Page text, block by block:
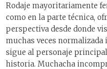
Rodaje mayoritariamente
como en la parte técnica,
perspectiva desde donde
muchas veces normalizada
sigue al personaje
historia. Muchacha